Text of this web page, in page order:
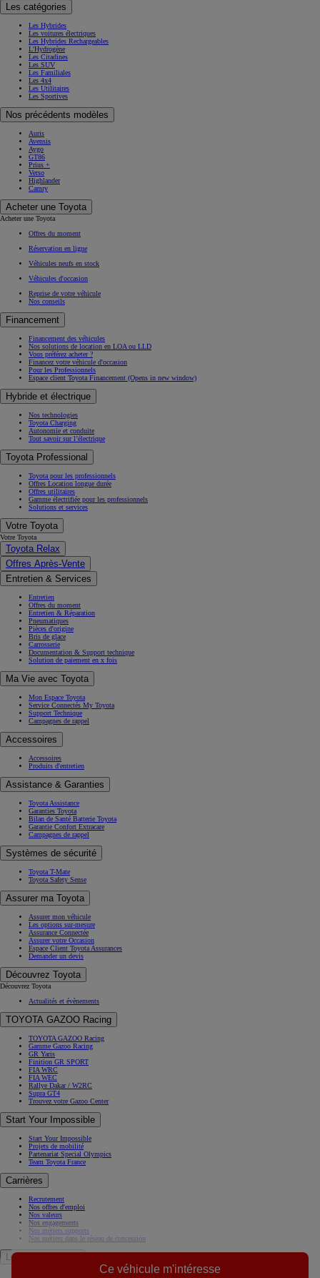
Ce véhicule m'intéresse
Les catégories
Les Hybrides
Les voitures électriques
Les Hybrides Rechargeables
L'Hydrogène
Les Citadines
Les SUV
Les Familiales
Les 4x4
Les Utilitaires
Les Sportives
Nos précédents modèles
Auris
Avensis
Aygo
GT86
Prius +
Verso
Highlander
Camry
Acheter une Toyota
Acheter une Toyota
Offres du moment
Réservation en ligne
Véhicules neufs en stock
Véhicules d'occasion
Reprise de votre véhicule
Nos conseils
Financement
Financement des véhicules
Nos solutions de location en LOA ou LLD
Vous préférez acheter ?
Financez votre véhicule d'occasion
Pour les Professionnels
Espace client Toyota Financement (Opens in new window)
Hybride et électrique
Nos technologies
Toyota Charging
Autonomie et conduite
Tout savoir sur l’électrique
Toyota Professional
Toyota pour les professionnels
Offres Location longue durée
Offres utilitaires
Gamme électrifiée pour les professionnels
Solutions et services
Votre Toyota
Votre Toyota
Toyota Relax
Offres Après-Vente
Entretien & Services
Entretien
Offres du moment
Entretien & Réparation
Pneumatiques
Pièces d'origine
Bris de glace
Carrosserie
Documentation & Support technique
Solution de paiement en x fois
Ma Vie avec Toyota
Mon Espace Toyota
Service Connectés My Toyota
Support Technique
Campagnes de rappel
Accessoires
Accessoires
Produits d'entretien
Assistance & Garanties
Toyota Assistance
Garanties Toyota
Bilan de Santé Batterie Toyota
Garantie Confort Extracare
Campagnes de rappel
Systèmes de sécurité
Toyota T-Mate
Toyota Safety Sense
Assurer ma Toyota
Assurer mon véhicule
Les options sur-mesure
Assurance Connectée
Assurer votre Occasion
Espace Client Toyota Assurances
Demander un devis
Découvrez Toyota
Découvrez Toyota
Actualités et évènements
TOYOTA GAZOO Racing
TOYOTA GAZOO Racing
Gamme Gazoo Racing
GR Yaris
Finition GR SPORT
FIA WRC
FIA WEC
Rallye Dakar / W2RC
Supra GT4
Trouvez votre Gazoo Center
Start Your Impossible
Start Your Impossible
Projets de mobilité
Partenariat Special Olympics
Team Toyota France
Carrières
Recrutement
Nos offres d'emploi
Nos valeurs
Nos engagements
Nos métiers supports
Nos métiers dans le réseau de concession
Le Groupe Toyota